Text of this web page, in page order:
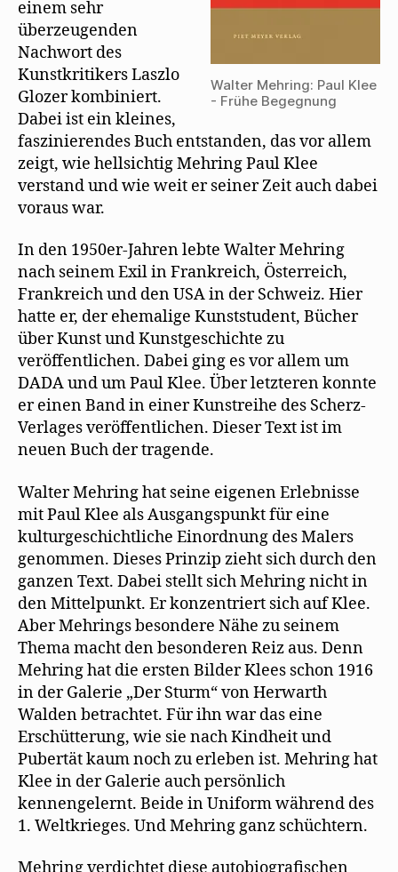
Walter Mehring: Paul Klee
- Frühe Begegnung
einem sehr
überzeugenden
Nachwort des
Kunstkritikers Laszlo
Glozer kombiniert.
Dabei ist ein kleines,
faszinierendes Buch entstanden, das vor allem
zeigt, wie hellsichtig Mehring Paul Klee
verstand und wie weit er seiner Zeit auch dabei
voraus war.
In den 1950er-Jahren lebte Walter Mehring
nach seinem Exil in Frankreich, Österreich,
Frankreich und den USA in der Schweiz. Hier
hatte er, der ehemalige Kunststudent, Bücher
über Kunst und Kunstgeschichte zu
veröffentlichen. Dabei ging es vor allem um
DADA und um Paul Klee. Über letzteren konnte
er einen Band in einer Kunstreihe des Scherz-
Verlages veröffentlichen. Dieser Text ist im
neuen Buch der tragende.
Walter Mehring hat seine eigenen Erlebnisse
mit Paul Klee als Ausgangspunkt für eine
kulturgeschichtliche Einordnung des Malers
genommen. Dieses Prinzip zieht sich durch den
ganzen Text. Dabei stellt sich Mehring nicht in
den Mittelpunkt. Er konzentriert sich auf Klee.
Aber Mehrings besondere Nähe zu seinem
Thema macht den besonderen Reiz aus. Denn
Mehring hat die ersten Bilder Klees schon 1916
in der Galerie „Der Sturm“ von Herwarth
Walden betrachtet. Für ihn war das eine
Erschütterung, wie sie nach Kindheit und
Pubertät kaum noch zu erleben ist. Mehring hat
Klee in der Galerie auch persönlich
kennengelernt. Beide in Uniform während des
1. Weltkrieges. Und Mehring ganz schüchtern.